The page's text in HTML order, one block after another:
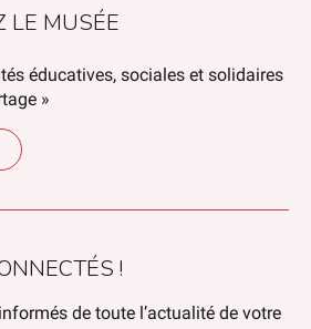
LE MUSÉE
éducatives, sociales et solidaires
»
!
de toute l’actualité de votre